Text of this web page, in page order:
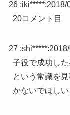
26 :iki*****:2018/
20コメント目
27 :shi*****:
子役で成功し
という常識を
かないでほしい